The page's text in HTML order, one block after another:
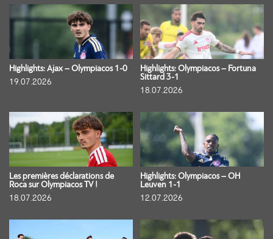
Highlights: Ajax – Olympiacos 1-0
19.07.2026
Highlights: Olympiacos – Fortuna
Sittard 3-1
18.07.2026
Les premières déclarations de
Roca sur Olympiacos TV !
18.07.2026
Highlights: Olympiacos – OH
Leuven 1-1
12.07.2026